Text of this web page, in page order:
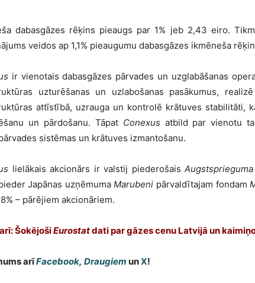
dabasgāzes rēķins pieaugs par 1% jeb 2,43 eiro.
veidos ap 1,1% pieaugumu dabasgāzes ikmēneša
ir vienotais dabasgāzes pārvades un uzglabāšanas
uzturēšanas un uzlabošanas pasākumus,
attīstībā, uzrauga un kontrolē krātuves stabilitāti,
un pārdošanu. Tāpat Conexus atbild par vienotu
sistēmas un krātuves izmantošanu.
lielākais akcionārs ir valstij piederošais
Japānas uzņēmumaMarubeni pārvaldītajam fondam
– pārējiem akcionāriem.
ŠokējošiEurostatdati par gāzes cenu Latvijā un
arīFacebook, Draugiem unX!